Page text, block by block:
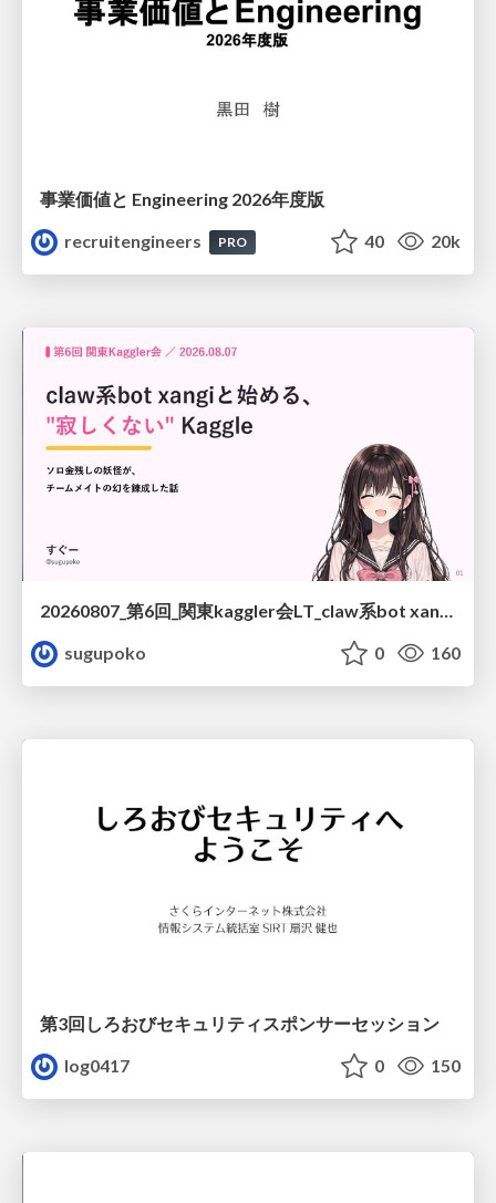
事業価値と Engineering 2026年度版
recruitengineers
PRO 40 20k
20260807_第6回_関東kaggler会LT_claw系bot xangiと始める、"寂しくない" kaggle
sugupoko
0 160
第3回しろおびセキュリティスポンサーセッション
log0417
0 150